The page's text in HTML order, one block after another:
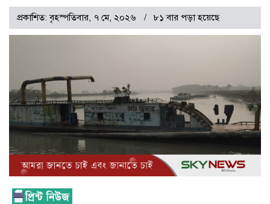
প্রকাশিত: বৃহস্পতিবার, ৭ মে, ২০২৬ ৮১ বার পড়া হয়েছে